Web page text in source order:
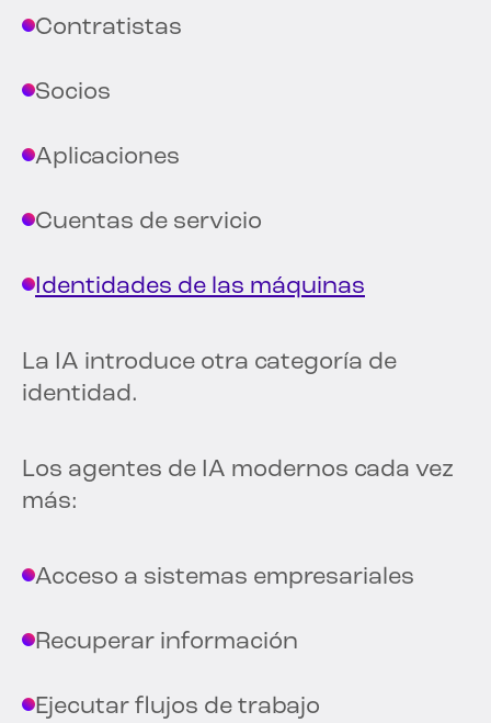
Contratistas
Socios
Aplicaciones
Cuentas de servicio
Identidades de las máquinas
La IA introduce otra categoría de
identidad.
Los agentes de IA modernos cada vez
más:
Acceso a sistemas empresariales
Recuperar información
Ejecutar flujos de trabajo